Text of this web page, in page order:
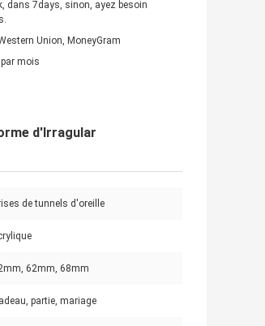
dans 7days, sinon, ayez besoin
Union, MoneyGram
mois
d'Irragular
de tunnels d'oreille
62mm, 68mm
partie, mariage